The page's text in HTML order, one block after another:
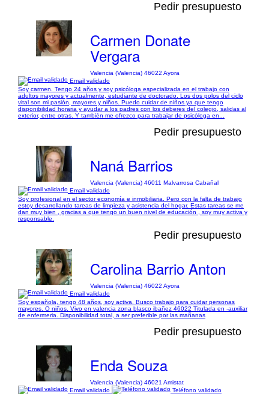
Pedir presupuesto
Carmen Donate
Vergara
Valencia (Valencia) 46022 Ayora
Email validado
Soy carmen. Tengo 24 años y soy psicóloga especializada en el trabajo con
adultos mayores y actualmente, estudiante de doctorado. Los dos polos del ciclo
vital son mi pasión, mayores y niños. Puedo cuidar de niños ya que tengo
disponibilidad horaria y ayudar a los padres con los deberes del colegio, salidas al
exterior, entre otras. Y también me ofrezco para trabajar de psicóloga en...
Pedir presupuesto
Naná Barrios
Valencia (Valencia) 46011 Malvarrosa Cabañal
Email validado
Soy profesional en el sector economía e inmobiliaria. Pero con la falta de trabajo
estoy desarrollando tareas de limpieza y asistencia del hogar. Estas tareas se me
dan muy bien , gracias a que tengo un buen nivel de educación , soy muy activa y
responsable.
Pedir presupuesto
Carolina Barrio Anton
Valencia (Valencia) 46022 Ayora
Email validado
Soy española, tengo 48 años, soy activa. Busco trabajo para cuidar personas
mayores. O niños. Vivo en valencia zona blasco ibañez 46022 Titulada en -auxiliar
de enfermeria. Disponibilidad total, a ser preferible por las mañanas
Pedir presupuesto
Enda Souza
Valencia (Valencia) 46021 Amistat
Email validado
Teléfono validado